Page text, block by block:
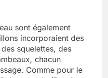
sont également
incorporaient des
squelettes, des
chacun
Comme pour le